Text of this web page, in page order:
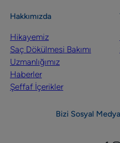
Hakkımızda
Hikayemiz
Saç Dökülmesi Bakımı
Uzmanlığımız
Haberler
Şeffaf İçerikler
Bizi Sosyal